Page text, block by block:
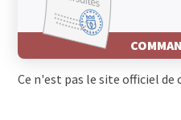
Ce n'est pas le site officiel de